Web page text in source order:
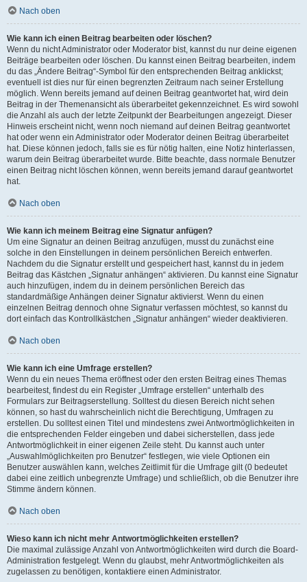
Nach oben
Wie kann ich einen Beitrag bearbeiten oder löschen?
Wenn du nicht Administrator oder Moderator bist, kannst du nur deine eigenen
Beiträge bearbeiten oder löschen. Du kannst einen Beitrag bearbeiten, indem
du das „Ändere Beitrag“-Symbol für den entsprechenden Beitrag anklickst;
eventuell ist dies nur für einen begrenzten Zeitraum nach seiner Erstellung
möglich. Wenn bereits jemand auf deinen Beitrag geantwortet hat, wird dein
Beitrag in der Themenansicht als überarbeitet gekennzeichnet. Es wird sowohl
die Anzahl als auch der letzte Zeitpunkt der Bearbeitungen angezeigt. Dieser
Hinweis erscheint nicht, wenn noch niemand auf deinen Beitrag geantwortet
hat oder wenn ein Administrator oder Moderator deinen Beitrag überarbeitet
hat. Diese können jedoch, falls sie es für nötig halten, eine Notiz hinterlassen,
warum dein Beitrag überarbeitet wurde. Bitte beachte, dass normale Benutzer
einen Beitrag nicht löschen können, wenn bereits jemand darauf geantwortet
hat.
Nach oben
Wie kann ich meinem Beitrag eine Signatur anfügen?
Um eine Signatur an deinen Beitrag anzufügen, musst du zunächst eine
solche in den Einstellungen in deinem persönlichen Bereich entwerfen.
Nachdem du die Signatur erstellt und gespeichert hast, kannst du in jedem
Beitrag das Kästchen „Signatur anhängen“ aktivieren. Du kannst eine Signatur
auch hinzufügen, indem du in deinem persönlichen Bereich das
standardmäßige Anhängen deiner Signatur aktivierst. Wenn du einen
einzelnen Beitrag dennoch ohne Signatur verfassen möchtest, so kannst du
dort einfach das Kontrollkästchen „Signatur anhängen“ wieder deaktivieren.
Nach oben
Wie kann ich eine Umfrage erstellen?
Wenn du ein neues Thema eröffnest oder den ersten Beitrag eines Themas
bearbeitest, findest du ein Register „Umfrage erstellen“ unterhalb des
Formulars zur Beitragserstellung. Solltest du diesen Bereich nicht sehen
können, so hast du wahrscheinlich nicht die Berechtigung, Umfragen zu
erstellen. Du solltest einen Titel und mindestens zwei Antwortmöglichkeiten in
die entsprechenden Felder eingeben und dabei sicherstellen, dass jede
Antwortmöglichkeit in einer eigenen Zeile steht. Du kannst auch unter
„Auswahlmöglichkeiten pro Benutzer“ festlegen, wie viele Optionen ein
Benutzer auswählen kann, welches Zeitlimit für die Umfrage gilt (0 bedeutet
dabei eine zeitlich unbegrenzte Umfrage) und schließlich, ob die Benutzer ihre
Stimme ändern können.
Nach oben
Wieso kann ich nicht mehr Antwortmöglichkeiten erstellen?
Die maximal zulässige Anzahl von Antwortmöglichkeiten wird durch die Board-
Administration festgelegt. Wenn du glaubst, mehr Antwortmöglichkeiten als
zugelassen zu benötigen, kontaktiere einen Administrator.